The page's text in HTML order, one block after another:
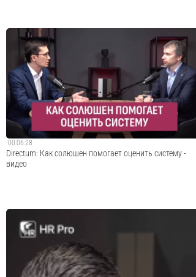
Будет сложно и дорого, сотрудники не примут новую
систему, проект не оправдает ожидания — такие
опасения возникают во многих компаниях перед
внедрением кадрового электронного документооборота.
Обоснованы ли эти страхи и что делать, чтобы пе...
Cмотреть видео
00:06:28
Directum: Как солюшен помогает оценить систему -
видео
Руководитель команды солюшенов Игорь Шумаков
рассказывает о том, в каких форматах потенциальные
заказчики могут познакомиться с системой Directum HR
Pro, что такое воркшоп и как он проходит. «Солюшен —
это эксперт в конкретной предметной о...